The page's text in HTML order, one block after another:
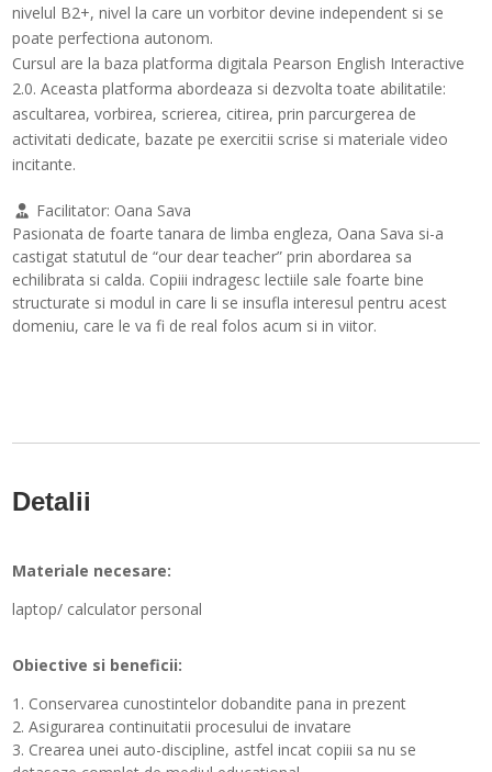
nivelul B2+, nivel la care un vorbitor devine independent si se
poate perfectiona autonom.
Cursul are la baza platforma digitala Pearson English Interactive
2.0. Aceasta platforma abordeaza si dezvolta toate abilitatile:
ascultarea, vorbirea, scrierea, citirea, prin parcurgerea de
activitati dedicate, bazate pe exercitii scrise si materiale video
incitante.
Facilitator: Oana Sava
Pasionata de foarte tanara de limba engleza, Oana Sava si-a
castigat statutul de “our dear teacher” prin abordarea sa
echilibrata si calda. Copiii indragesc lectiile sale foarte bine
structurate si modul in care li se insufla interesul pentru acest
domeniu, care le va fi de real folos acum si in viitor.
Detalii
Materiale necesare:
laptop/ calculator personal
Obiective si beneficii:
1. Conservarea cunostintelor dobandite pana in prezent
2. Asigurarea continuitatii procesului de invatare
3. Crearea unei auto-discipline, astfel incat copiii sa nu se